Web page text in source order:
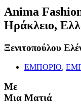
Anima
Ηράκλειο,
Ξενιτοπούλου
ΕΜΠΟΡΙΟ,
Με
Μια Ματιά